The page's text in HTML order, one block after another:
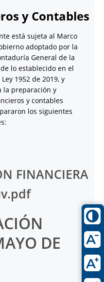
y Contables
está sujeta al Marco
adoptado por la
General de la
lo establecido en el
1952 de 2019, y
la preparación y
y contables
los siguientes
FINANCIERA
DE